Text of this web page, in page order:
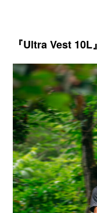
『Ultra Vest 10L』